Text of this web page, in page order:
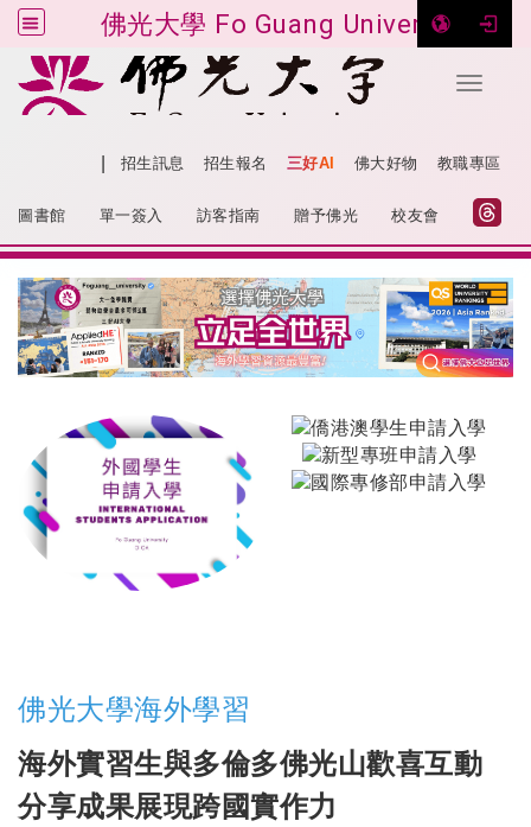
佛光大學 Fo Guang University
Toggle
跳到主要內容
招生訊息 招生報名 三好AI 佛大好物 教職專區
圖書館 單一簽入 訪客指南 贈予佛光 校友會
佛光大學海外學習
海外實習生與多倫多佛光山歡喜互動
分享成果展現跨國實作力